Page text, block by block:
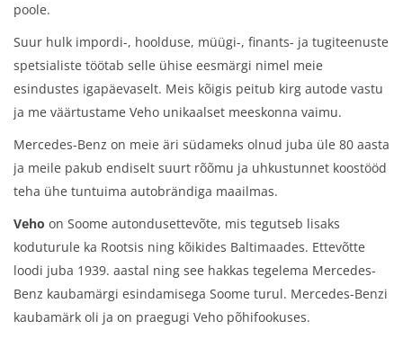
poole.
Suur hulk impordi-, hoolduse, müügi-, finants- ja tugiteenuste
spetsialiste töötab selle ühise eesmärgi nimel meie
esindustes igapäevaselt. Meis kõigis peitub kirg autode vastu
ja me väärtustame Veho unikaalset meeskonna vaimu.
Mercedes-Benz on meie äri südameks olnud juba üle 80 aasta
ja meile pakub endiselt suurt rõõmu ja uhkustunnet koostööd
teha ühe tuntuima autobrändiga maailmas.
Veho on Soome autondusettevõte, mis tegutseb lisaks
koduturule ka Rootsis ning kõikides Baltimaades. Ettevõtte
loodi juba 1939. aastal ning see hakkas tegelema Mercedes-
Benz kaubamärgi esindamisega Soome turul. Mercedes-Benzi
kaubamärk oli ja on praegugi Veho põhifookuses.